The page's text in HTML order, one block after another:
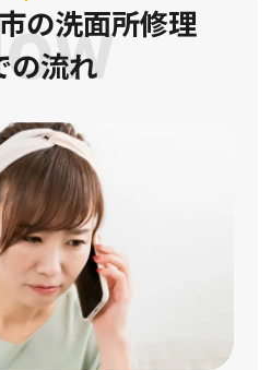
の洗面所修理
の流れ